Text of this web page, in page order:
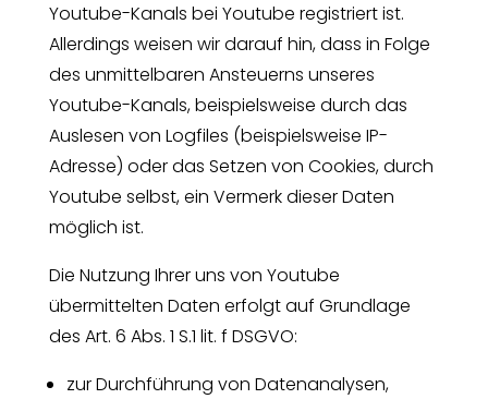
Youtube-Kanals bei Youtube registriert ist.
Allerdings weisen wir darauf hin, dass in Folge
des unmittelbaren Ansteuerns unseres
Youtube-Kanals, beispielsweise durch das
Auslesen von Logfiles (beispielsweise IP-
Adresse) oder das Setzen von Cookies, durch
Youtube selbst, ein Vermerk dieser Daten
möglich ist.
Die Nutzung Ihrer uns von Youtube
übermittelten Daten erfolgt auf Grundlage
des Art. 6 Abs. 1 S.1 lit. f DSGVO:
zur Durchführung von Datenanalysen,